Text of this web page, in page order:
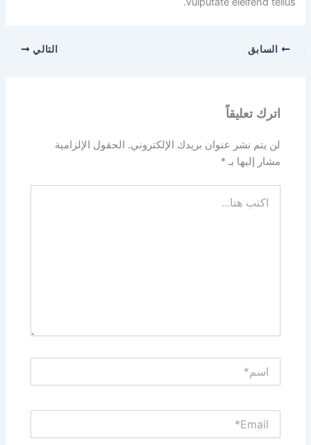
السابق التالي
اترك تعليقاً
لن يتم نشر عنوان بريدك الإلكتروني. الحقول الإلزامية
مشار إليها بـ*
هنا...